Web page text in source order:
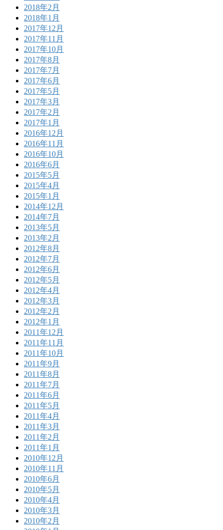
2018年2月
2018年1月
2017年12月
2017年11月
2017年10月
2017年8月
2017年7月
2017年6月
2017年5月
2017年3月
2017年2月
2017年1月
2016年12月
2016年11月
2016年10月
2016年6月
2015年5月
2015年4月
2015年1月
2014年12月
2014年7月
2013年5月
2013年2月
2012年8月
2012年7月
2012年6月
2012年5月
2012年4月
2012年3月
2012年2月
2012年1月
2011年12月
2011年11月
2011年10月
2011年9月
2011年8月
2011年7月
2011年6月
2011年5月
2011年4月
2011年3月
2011年2月
2011年1月
2010年12月
2010年11月
2010年6月
2010年5月
2010年4月
2010年3月
2010年2月